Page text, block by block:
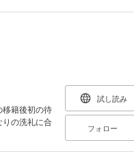
移籍後初の待
の洗礼に合
試し読み
フォロー